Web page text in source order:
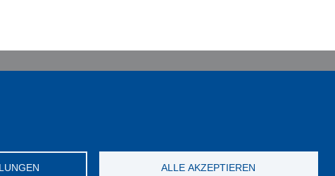
ALLE AKZEPTIEREN